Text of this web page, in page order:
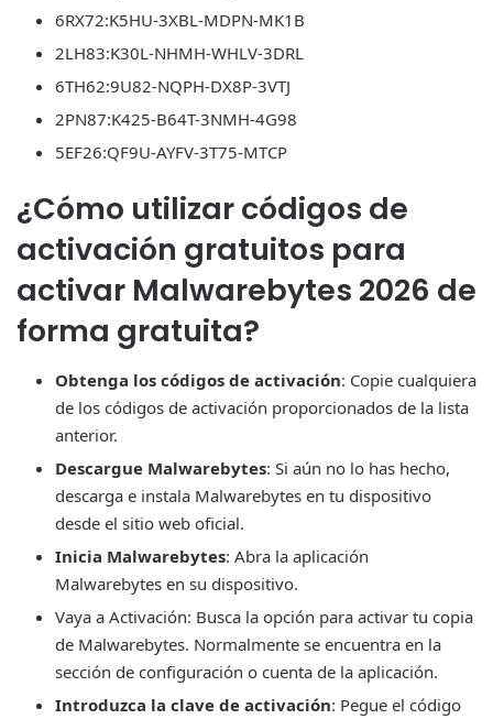
6RX72:K5HU-3XBL-MDPN-MK1B
2LH83:K30L-NHMH-WHLV-3DRL
6TH62:9U82-NQPH-DX8P-3VTJ
2PN87:K425-B64T-3NMH-4G98
5EF26:QF9U-AYFV-3T75-MTCP
¿Cómo utilizar códigos de
activación gratuitos para
activar Malwarebytes 2026 de
forma gratuita?
Obtenga los códigos de activación: Copie cualquiera
de los códigos de activación proporcionados de la lista
anterior.
Descargue Malwarebytes: Si aún no lo has hecho,
descarga e instala Malwarebytes en tu dispositivo
desde el sitio web oficial.
Inicia Malwarebytes: Abra la aplicación
Malwarebytes en su dispositivo.
Vaya a Activación: Busca la opción para activar tu copia
de Malwarebytes. Normalmente se encuentra en la
sección de configuración o cuenta de la aplicación.
Introduzca la clave de activación: Pegue el código